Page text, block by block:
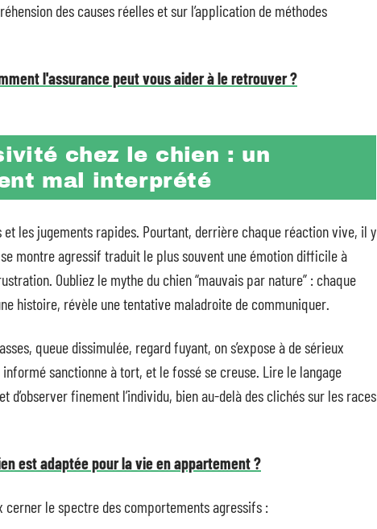
des causes réelles et sur l’application de méthodes
l'assurance peut vous aider à le retrouver ?
chez le chien : un
mal interprété
les jugements rapides. Pourtant, derrière chaque réaction vive, il y
montre agressif traduit le plus souvent une émotion difficile à
Oubliez le mythe du chien “mauvais par nature” : chaque
histoire, révèle une tentative maladroite de communiquer.
queue dissimulée, regard fuyant, on s’expose à de sérieux
sanctionne à tort, et le fossé se creuse. Lire le langage
d’observer finement l’individu, bien au-delà des clichés sur les races
est adaptée pour la vie en appartement ?
le spectre des comportements agressifs :